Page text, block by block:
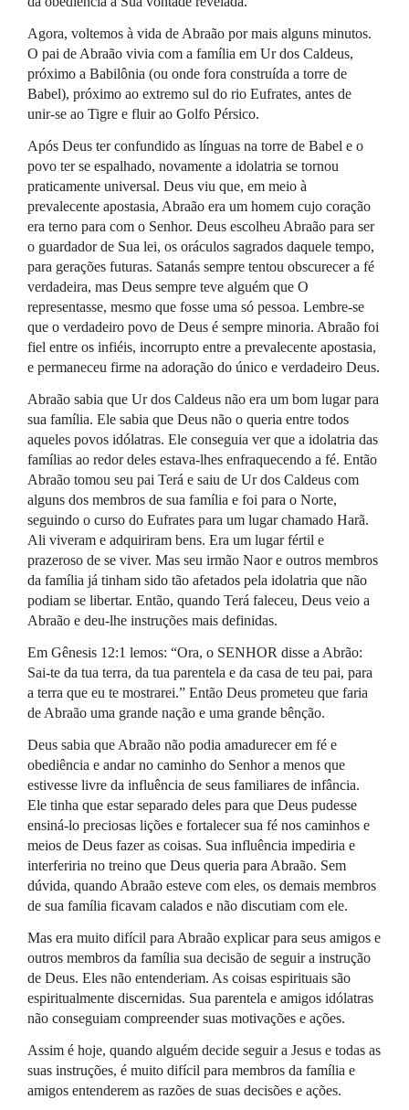
Agora, voltemos à vida de Abraão por mais alguns minutos.
O pai de Abraão vivia com a família em Ur dos Caldeus,
próximo a Babilônia (ou onde fora construída a torre de
Babel), próximo ao extremo sul do rio Eufrates, antes de
unir-se ao Tigre e fluir ao Golfo Pérsico.
Após Deus ter confundido as línguas na torre de Babel e o
povo ter se espalhado, novamente a idolatria se tornou
praticamente universal. Deus viu que, em meio à
prevalecente apostasia, Abraão era um homem cujo coração
era terno para com o Senhor. Deus escolheu Abraão para ser
o guardador de Sua lei, os oráculos sagrados daquele tempo,
para gerações futuras. Satanás sempre tentou obscurecer a fé
verdadeira, mas Deus sempre teve alguém que O
representasse, mesmo que fosse uma só pessoa. Lembre-se
que o verdadeiro povo de Deus é sempre minoria. Abraão foi
fiel entre os infiéis, incorrupto entre a prevalecente apostasia,
e permaneceu firme na adoração do único e verdadeiro Deus.
Abraão sabia que Ur dos Caldeus não era um bom lugar para
sua família. Ele sabia que Deus não o queria entre todos
aqueles povos idólatras. Ele conseguia ver que a idolatria das
famílias ao redor deles estava-lhes enfraquecendo a fé. Então
Abraão tomou seu pai Terá e saiu de Ur dos Caldeus com
alguns dos membros de sua família e foi para o Norte,
seguindo o curso do Eufrates para um lugar chamado Harã.
Ali viveram e adquiriram bens. Era um lugar fértil e
prazeroso de se viver. Mas seu irmão Naor e outros membros
da família já tinham sido tão afetados pela idolatria que não
podiam se libertar. Então, quando Terá faleceu, Deus veio a
Abraão e deu-lhe instruções mais definidas.
Em Gênesis 12:1 lemos: “Ora, o SENHOR disse a Abrão:
Sai-te da tua terra, da tua parentela e da casa de teu pai, para
a terra que eu te mostrarei.” Então Deus prometeu que faria
de Abraão uma grande nação e uma grande bênção.
Deus sabia que Abraão não podia amadurecer em fé e
obediência e andar no caminho do Senhor a menos que
estivesse livre da influência de seus familiares de infância.
Ele tinha que estar separado deles para que Deus pudesse
ensiná-lo preciosas lições e fortalecer sua fé nos caminhos e
meios de Deus fazer as coisas. Sua influência impediria e
interferiria no treino que Deus queria para Abraão. Sem
dúvida, quando Abraão esteve com eles, os demais membros
de sua família ficavam calados e não discutiam com ele.
Mas era muito difícil para Abraão explicar para seus amigos e
outros membros da família sua decisão de seguir a instrução
de Deus. Eles não entenderiam. As coisas espirituais são
espiritualmente discernidas. Sua parentela e amigos idólatras
não conseguiam compreender suas motivações e ações.
Assim é hoje, quando alguém decide seguir a Jesus e todas as
suas instruções, é muito difícil para membros da família e
amigos entenderem as razões de suas decisões e ações.